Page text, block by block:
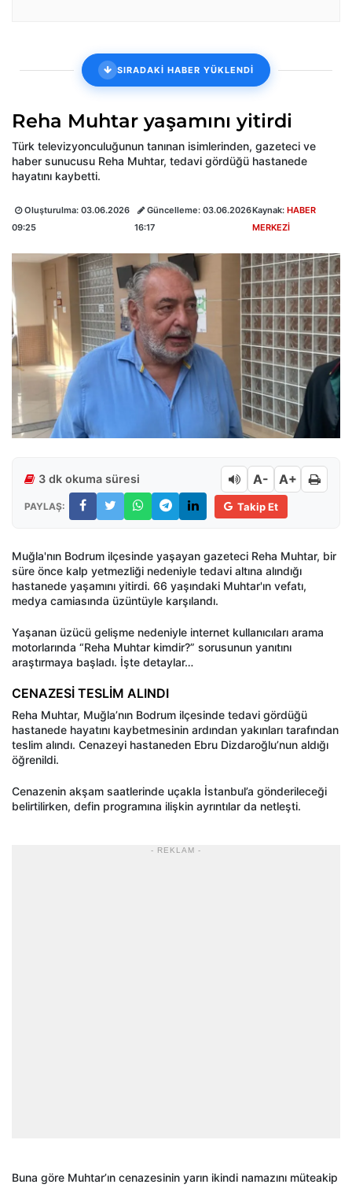
SIRADAKİ HABER YÜKLENDİ
Reha Muhtar yaşamını yitirdi
Türk televizyonculuğunun tanınan isimlerinden, gazeteci ve
haber sunucusu Reha Muhtar, tedavi gördüğü hastanede
hayatını kaybetti.
Oluşturulma: 03.06.2026
09:25
Güncelleme: 03.06.2026
16:17
Kaynak:HABER
MERKEZİ
3 dk okuma süresi A- A+
PAYLAŞ: Takip Et
Muğla'nın Bodrum ilçesinde yaşayan gazeteci Reha Muhtar, bir
süre önce kalp yetmezliği nedeniyle tedavi altına alındığı
hastanede yaşamını yitirdi. 66 yaşındaki Muhtar'ın vefatı,
medya camiasında üzüntüyle karşılandı.
Yaşanan üzücü gelişme nedeniyle internet kullanıcıları arama
motorlarında “Reha Muhtar kimdir?” sorusunun yanıtını
araştırmaya başladı. İşte detaylar…
CENAZESİ TESLİM ALINDI
Reha Muhtar, Muğla’nın Bodrum ilçesinde tedavi gördüğü
hastanede hayatını kaybetmesinin ardından yakınları tarafından
teslim alındı. Cenazeyi hastaneden Ebru Dizdaroğlu’nun aldığı
öğrenildi.
Cenazenin akşam saatlerinde uçakla İstanbul’a gönderileceği
belirtilirken, defin programına ilişkin ayrıntılar da netleşti.
- REKLAM -
Buna göre Muhtar’ın cenazesinin yarın ikindi namazını müteakip